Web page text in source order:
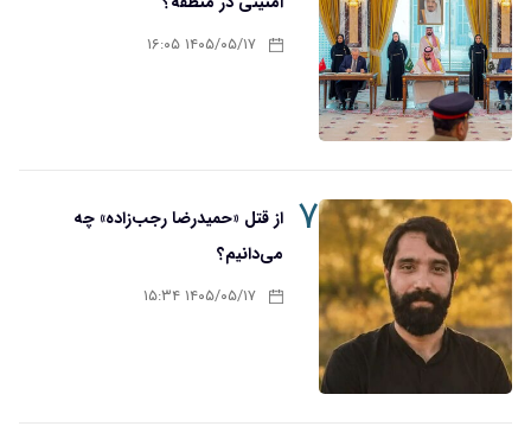
۱۴۰۵/۰۵/۱۷ ۱۶:۰۵
۷ از قتل «حمیدرضا رجب‌زاده» چه
می‌دانیم؟
۱۴۰۵/۰۵/۱۷ ۱۵:۳۴